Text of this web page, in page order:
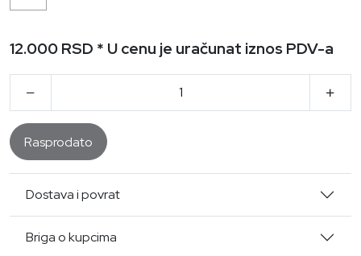
12.000 RSD * U cenu je uračunat iznos PDV-a
Rasprodato
Dostava i povrat
Briga o kupcima